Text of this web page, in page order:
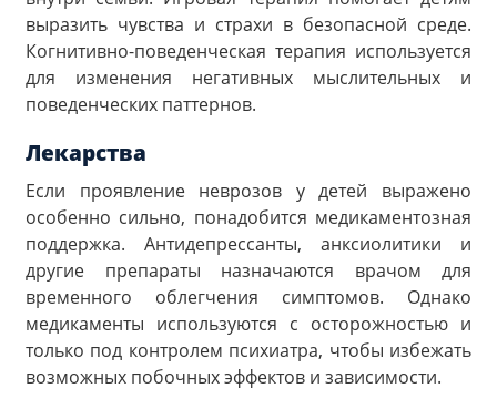
выразить чувства и страхи в безопасной среде.
Когнитивно-поведенческая терапия используется
для изменения негативных мыслительных и
поведенческих паттернов.
Лекарства
Если проявление неврозов у детей выражено
особенно сильно, понадобится медикаментозная
поддержка. Антидепрессанты, анксиолитики и
другие препараты назначаются врачом для
временного облегчения симптомов. Однако
медикаменты используются с осторожностью и
только под контролем психиатра, чтобы избежать
возможных побочных эффектов и зависимости.